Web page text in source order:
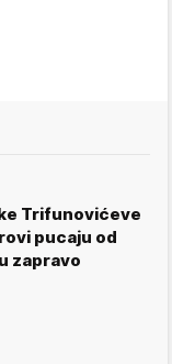
Trifunovićeve
pucaju od
zapravo